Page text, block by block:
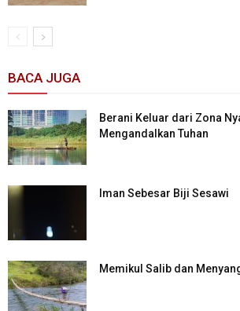
BACA JUGA
Berani Keluar dari Zona
Mengandalkan Tuhan
Iman Sebesar Biji Sesawi
Memikul Salib dan